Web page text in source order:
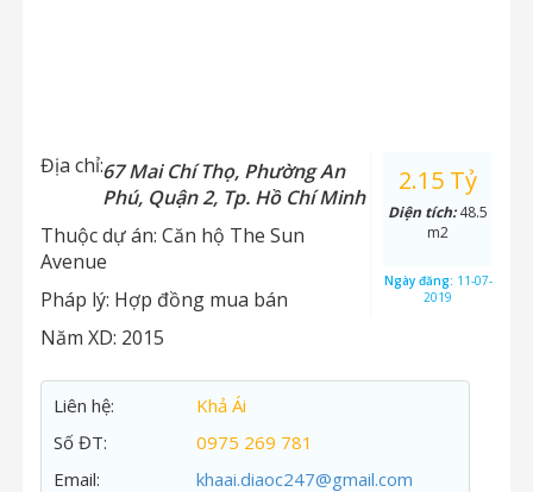
Địa chỉ:67 Mai Chí Thọ, Phường An
Phú, Quận 2, Tp. Hồ Chí Minh
Thuộc dự án: Căn hộ The Sun
Avenue
Pháp lý: Hợp đồng mua bán
Năm XD: 2015
2.15 Tỷ
Diện tích:48.5
m2
Ngày đăng: 11-07-
2019
Liên hệ:
Khả Ái
Số ĐT:
0975 269 781
Email:
khaai.diaoc247@gmail.com